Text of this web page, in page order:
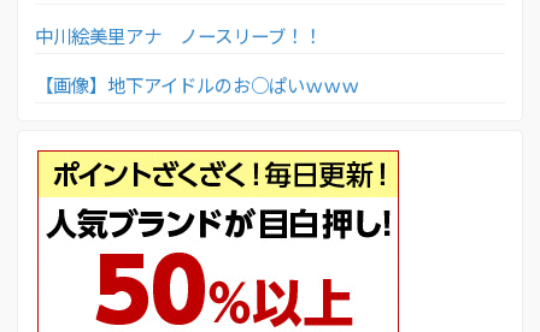
中川絵美里アナ ノースリーブ！！
【画像】地下アイドルのお○ぱいｗｗｗ